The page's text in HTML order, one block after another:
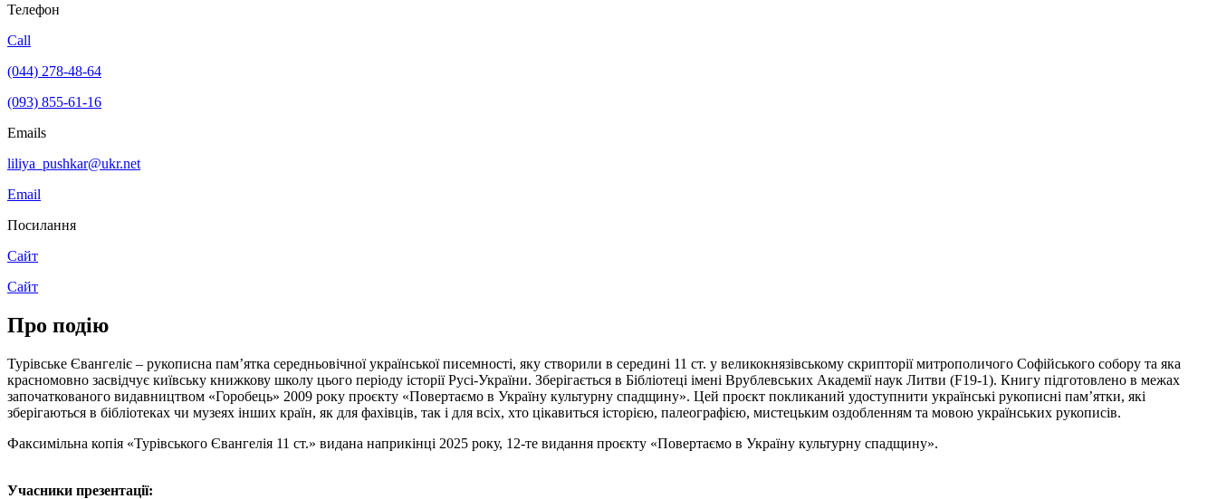
Телефон
Call
(044) 278-48-64
(093) 855-61-16
Emails
liliya_pushkar@ukr.net
Email
Посилання
Сайт
Сайт
Про подію
Турівське Євангеліє – рукописна пам’ятка середньовічної української писемності, яку створили в середині 11 ст. у великокнязівському скрипторії митрополичого Софійського собору та яка
красномовно засвідчує київську книжкову школу цього періоду історії Русі-України. Зберігається в Бібліотеці імені Врублевських Академії наук Литви (F19-1). Книгу підготовлено в межах
започаткованого видавництвом «Горобець» 2009 року проєкту «Повертаємо в Україну культурну спадщину». Цей проєкт покликаний удоступнити українські рукописні пам’ятки, які
зберігаються в бібліотеках чи музеях інших країн, як для фахівців, так і для всіх, хто цікавиться історією, палеографією, мистецьким оздобленням та мовою українських рукописів.
Факсимільна копія «Турівського Євангелія 11 ст.» видана наприкінці 2025 року, 12-те видання проєкту «Повертаємо в Україну культурну спадщину».
Учасники презентації: